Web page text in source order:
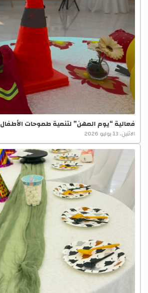
فعالية “يوم المهن” لتنمية طموحات الأطفال
الاثنين، 13 يوليو 2026